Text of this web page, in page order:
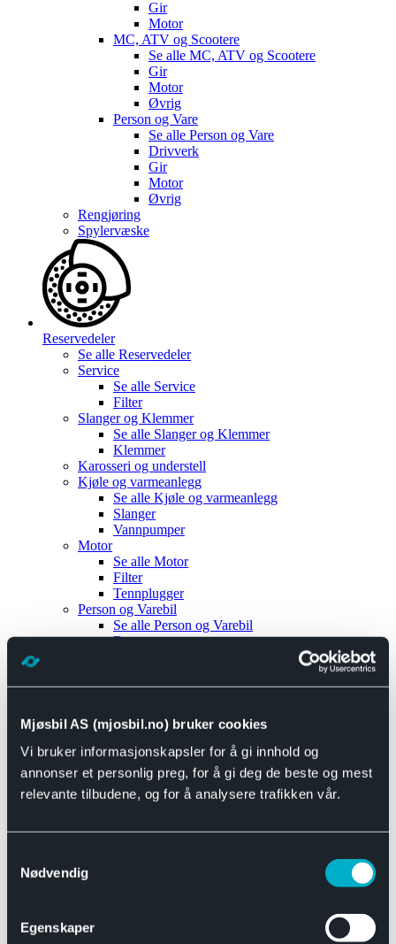
Mjøsbil AS (mjosbil.no) bruker cookies
Vi bruker informasjonskapsler for å gi innhold og
annonser et personlig preg, for å gi deg de beste og mest
relevante tilbudene, og for å analysere trafikken vår.
Nødvendig
Egenskaper
Gir
Motor
MC, ATV og Scootere
Se alle MC, ATV og Scootere
Gir
Motor
Øvrig
Person og Vare
Se alle Person og Vare
Drivverk
Gir
Motor
Øvrig
Rengjøring
Spylervæske
Reservedeler
Se alle Reservedeler
Service
Se alle Service
Filter
Slanger og Klemmer
Se alle Slanger og Klemmer
Klemmer
Karosseri og understell
Kjøle og varmeanlegg
Se alle Kjøle og varmeanlegg
Slanger
Vannpumper
Motor
Se alle Motor
Filter
Tennplugger
Person og Varebil
Se alle Person og Varebil
Brems
Motor og drivverk
Se alle Universal
Bremsedeler
Se alle Bremsedeler
Bremsenippler
Drivline og motor
Se alle Drivline og motor
Eksosanlegg